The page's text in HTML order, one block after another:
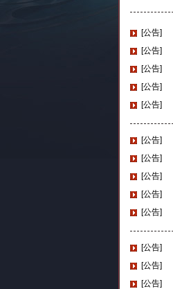
[公告]
[公告]
[公告]
[公告]
[公告]
[公告]
[公告]
[公告]
[公告]
[公告]
[公告]
[公告]
[公告]